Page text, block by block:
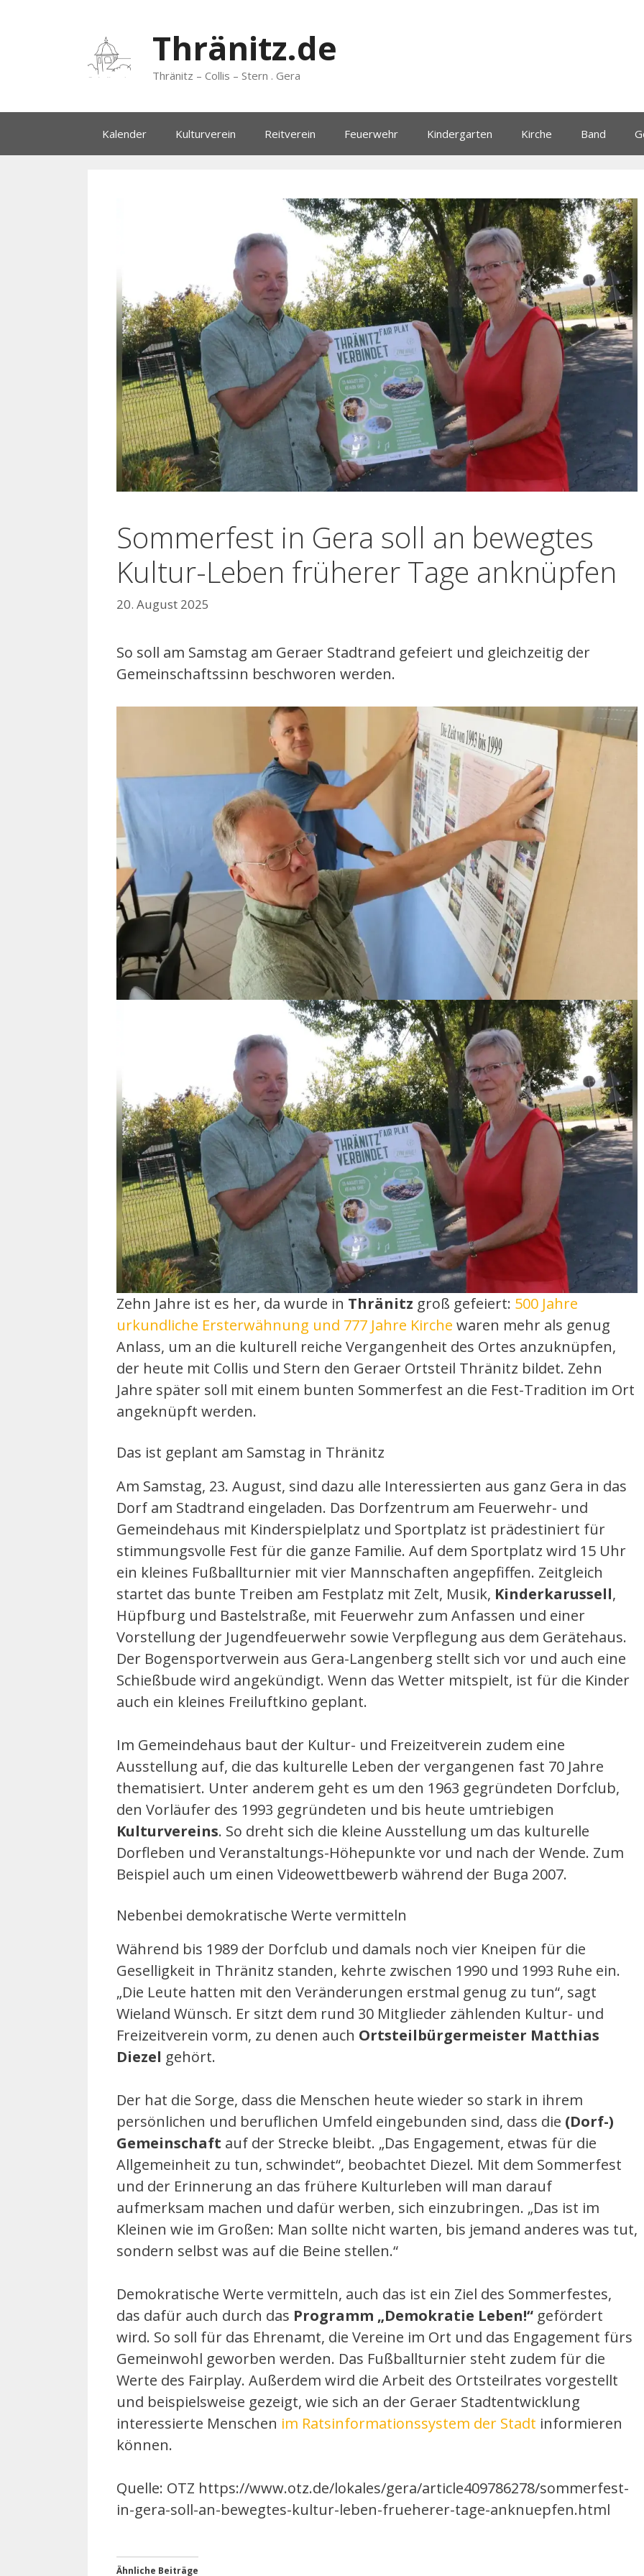
Thränitz.de
Thränitz – Collis – Stern . Gera
Kalender Kulturverein Reitverein Feuerwehr Kindergarten Kirche Band
Sommerfest in Gera soll an bewegtes
Kultur-Leben früherer Tage anknüpfen
20. August 2025
So soll am Samstag am Geraer Stadtrand gefeiert und gleichzeitig der
Gemeinschaftssinn beschworen werden.
Zehn Jahre ist es her, da wurde in Thränitz groß gefeiert: 500 Jahre
urkundliche Ersterwähnung und 777 Jahre Kirche waren mehr als genug
Anlass, um an die kulturell reiche Vergangenheit des Ortes anzuknüpfen,
der heute mit Collis und Stern den Geraer Ortsteil Thränitz bildet. Zehn
Jahre später soll mit einem bunten Sommerfest an die Fest-Tradition im Ort
angeknüpft werden.
Das ist geplant am Samstag in Thränitz
Am Samstag, 23. August, sind dazu alle Interessierten aus ganz Gera in das
Dorf am Stadtrand eingeladen. Das Dorfzentrum am Feuerwehr- und
Gemeindehaus mit Kinderspielplatz und Sportplatz ist prädestiniert für
stimmungsvolle Fest für die ganze Familie. Auf dem Sportplatz wird 15 Uhr
ein kleines Fußballturnier mit vier Mannschaften angepfiffen. Zeitgleich
startet das bunte Treiben am Festplatz mit Zelt, Musik, Kinderkarussell,
Hüpfburg und Bastelstraße, mit Feuerwehr zum Anfassen und einer
Vorstellung der Jugendfeuerwehr sowie Verpflegung aus dem Gerätehaus.
Der Bogensportverwein aus Gera-Langenberg stellt sich vor und auch eine
Schießbude wird angekündigt. Wenn das Wetter mitspielt, ist für die Kinder
auch ein kleines Freiluftkino geplant.
Im Gemeindehaus baut der Kultur- und Freizeitverein zudem eine
Ausstellung auf, die das kulturelle Leben der vergangenen fast 70 Jahre
thematisiert. Unter anderem geht es um den 1963 gegründeten Dorfclub,
den Vorläufer des 1993 gegründeten und bis heute umtriebigen
Kulturvereins. So dreht sich die kleine Ausstellung um das kulturelle
Dorfleben und Veranstaltungs-Höhepunkte vor und nach der Wende. Zum
Beispiel auch um einen Videowettbewerb während der Buga 2007.
Nebenbei demokratische Werte vermitteln
Während bis 1989 der Dorfclub und damals noch vier Kneipen für die
Geselligkeit in Thränitz standen, kehrte zwischen 1990 und 1993 Ruhe ein.
„Die Leute hatten mit den Veränderungen erstmal genug zu tun“, sagt
Wieland Wünsch. Er sitzt dem rund 30 Mitglieder zählenden Kultur- und
Freizeitverein vorm, zu denen auch Ortsteilbürgermeister Matthias
Diezel gehört.
Der hat die Sorge, dass die Menschen heute wieder so stark in ihrem
persönlichen und beruflichen Umfeld eingebunden sind, dass die (Dorf-)
Gemeinschaft auf der Strecke bleibt. „Das Engagement, etwas für die
Allgemeinheit zu tun, schwindet“, beobachtet Diezel. Mit dem Sommerfest
und der Erinnerung an das frühere Kulturleben will man darauf
aufmerksam machen und dafür werben, sich einzubringen. „Das ist im
Kleinen wie im Großen: Man sollte nicht warten, bis jemand anderes was tut,
sondern selbst was auf die Beine stellen.“
Demokratische Werte vermitteln, auch das ist ein Ziel des Sommerfestes,
das dafür auch durch das Programm „Demokratie Leben!“ gefördert
wird. So soll für das Ehrenamt, die Vereine im Ort und das Engagement fürs
Gemeinwohl geworben werden. Das Fußballturnier steht zudem für die
Werte des Fairplay. Außerdem wird die Arbeit des Ortsteilrates vorgestellt
und beispielsweise gezeigt, wie sich an der Geraer Stadtentwicklung
interessierte Menschen im Ratsinformationssystem der Stadt informieren
können.
Quelle: OTZ https://www.otz.de/lokales/gera/article409786278/sommerfest-
in-gera-soll-an-bewegtes-kultur-leben-frueherer-tage-anknuepfen.html
Ähnliche Beiträge